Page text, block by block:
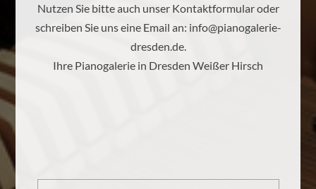
Nutzen Sie bitte auch unser Kontaktformular oder
schreiben Sie uns eine Email an: info@pianogalerie-
dresden.de.
Ihre Pianogalerie in Dresden Weißer Hirsch